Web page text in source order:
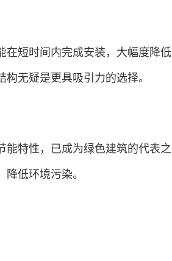
在短时间内完成安装，大幅度降低
无疑是更具吸引力的选择。
能特性，已成为绿色建筑的代表之
低环境污染。